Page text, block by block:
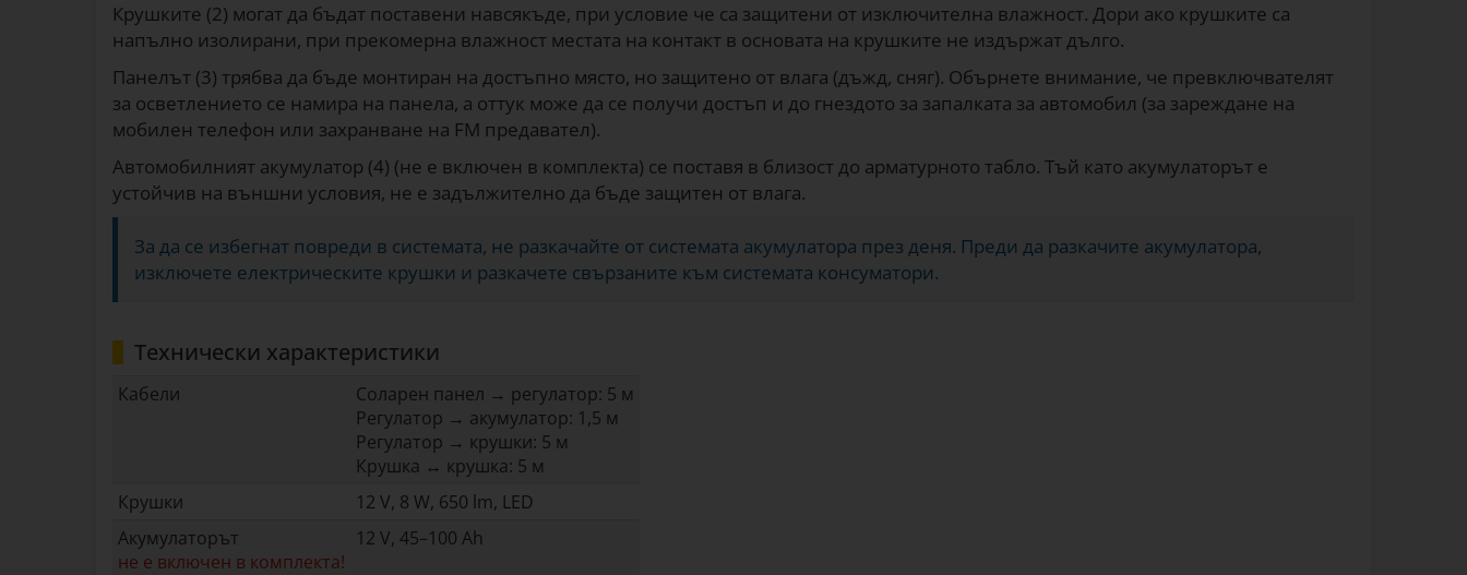
Крушките (2) могат да бъдат поставени навсякъде, при условие че са защитени от изключителна влажност. Дори ако крушките са
напълно изолирани, при прекомерна влажност местата на контакт в основата на крушките не издържат дълго.
Панелът (3) трябва да бъде монтиран на достъпно място, но защитено от влага (дъжд, сняг). Обърнете внимание, че превключвателят
за осветлението се намира на панела, а оттук може да се получи достъп и до гнездото за запалката за автомобил (за зареждане на
мобилен телефон или захранване на FM предавател).
Автомобилният акумулатор (4) (не е включен в комплекта) се поставя в близост до арматурното табло. Тъй като акумулаторът е
устойчив на външни условия, не е задължително да бъде защитен от влага.
За да се избегнат повреди в системата, не разкачайте от системата акумулатора през деня. Преди да разкачите акумулатора,
изключете електрическите крушки и разкачете свързаните към системата консуматори.
Технически характеристики
Кабели
Соларен панел → регулатор: 5 м
Регулатор → акумулатор: 1,5 м
Регулатор → крушки: 5 м
Крушка ↔ крушка: 5 м
Крушки
12 V, 8 W, 650 lm, LED
Акумулаторът
не е включен в комплекта!
12 V, 45–100 Ah